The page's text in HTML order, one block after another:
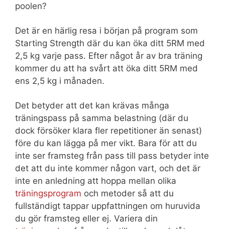
poolen?
Det är en härlig resa i början på program som
Starting Strength där du kan öka ditt 5RM med
2,5 kg varje pass. Efter något år av bra träning
kommer du att ha svårt att öka ditt 5RM med
ens 2,5 kg i månaden.
Det betyder att det kan krävas många
träningspass på samma belastning (där du
dock försöker klara fler repetitioner än senast)
före du kan lägga på mer vikt. Bara för att du
inte ser framsteg från pass till pass betyder inte
det att du inte kommer någon vart, och det är
inte en anledning att hoppa mellan olika
träningsprogram och metoder så att du
fullständigt tappar uppfattningen om huruvida
du gör framsteg eller ej. Variera din